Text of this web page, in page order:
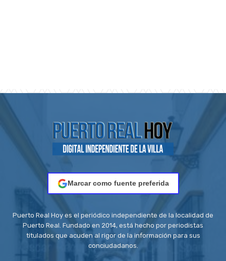
Marcar como fuente preferida
Puerto Real Hoy es el periódico independiente de la localidad de
Puerto Real. Fundado en 2014, está hecho por periodistas
titulados que acuden al rigor de la información para sus
conciudadanos.